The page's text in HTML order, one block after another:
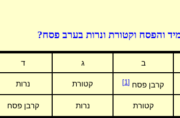
והפסח וקטורת ונרות בערב פסח?
ב ג ד
קרבן פסח [1] קטורת נרות
קטורת נרות קרבן פסח